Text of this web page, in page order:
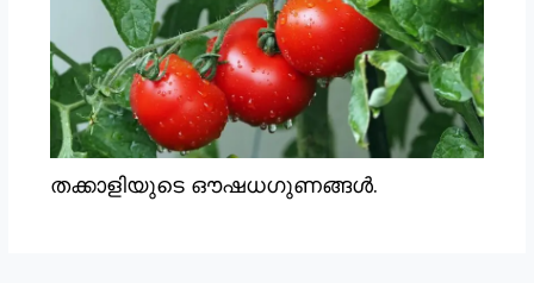
തക്കാളിയുടെ ഔഷധഗുണങ്ങൾ.